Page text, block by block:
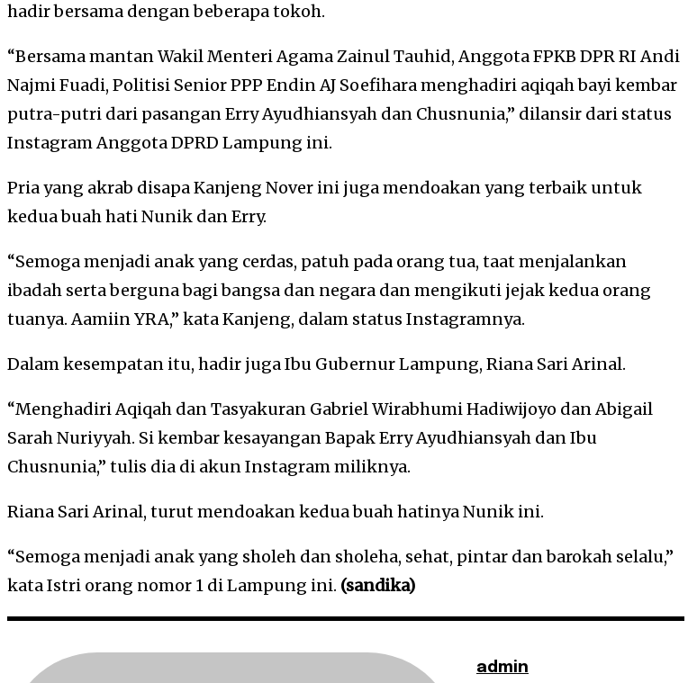
hadir bersama dengan beberapa tokoh.
“Bersama mantan Wakil Menteri Agama Zainul Tauhid, Anggota FPKB DPR RI Andi
Najmi Fuadi, Politisi Senior PPP Endin AJ Soefihara menghadiri aqiqah bayi kembar
putra-putri dari pasangan Erry Ayudhiansyah dan Chusnunia,” dilansir dari status
Instagram Anggota DPRD Lampung ini.
Pria yang akrab disapa Kanjeng Nover ini juga mendoakan yang terbaik untuk
kedua buah hati Nunik dan Erry.
“Semoga menjadi anak yang cerdas, patuh pada orang tua, taat menjalankan
ibadah serta berguna bagi bangsa dan negara dan mengikuti jejak kedua orang
tuanya. Aamiin YRA,” kata Kanjeng, dalam status Instagramnya.
Dalam kesempatan itu, hadir juga Ibu Gubernur Lampung, Riana Sari Arinal.
“Menghadiri Aqiqah dan Tasyakuran Gabriel Wirabhumi Hadiwijoyo dan Abigail
Sarah Nuriyyah. Si kembar kesayangan Bapak Erry Ayudhiansyah dan Ibu
Chusnunia,” tulis dia di akun Instagram miliknya.
Riana Sari Arinal, turut mendoakan kedua buah hatinya Nunik ini.
“Semoga menjadi anak yang sholeh dan sholeha, sehat, pintar dan barokah selalu,”
kata Istri orang nomor 1 di Lampung ini. (sandika)
admin